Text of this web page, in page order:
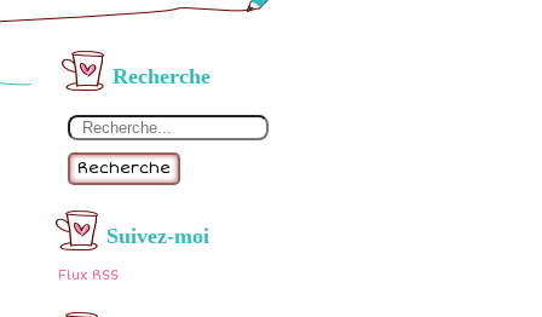
Recherche
Recherche
Suivez-moi
Flux RSS